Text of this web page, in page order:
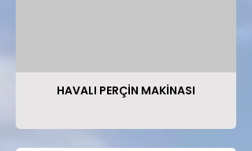
HAVALI PERÇİN MAKİNASI